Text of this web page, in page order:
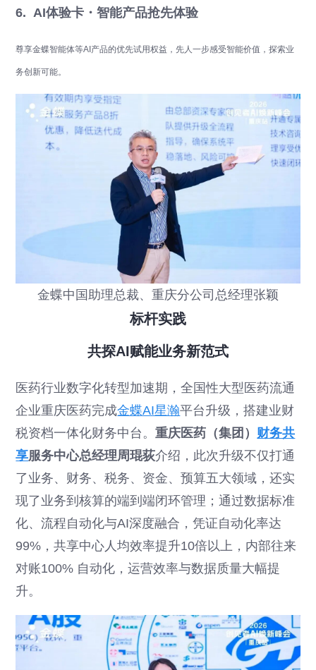
6. AI体验卡・智能产品抢先体验
尊享金蝶智能体等AI产品的优先试用权益，先人一步感受智能价值，探索业
务创新可能。
金蝶中国助理总裁、重庆分公司总经理张颖
标杆实践
共探AI赋能业务新范式
医药行业数字化转型加速期，全国性大型医药流通
企业重庆医药完成金蝶AI星瀚平台升级，搭建业财
税资档一体化财务中台。重庆医药（集团） 财务共
享服务中心总经理周琨荻介绍，此次升级不仅打通
了业务、财务、税务、资金、预算五大领域，还实
现了业务到核算的端到端闭环管理；通过数据标准
化、流程自动化与AI深度融合，凭证自动化率达
99%，共享中心人均效率提升10倍以上，内部往来
对账100% 自动化，运营效率与数据质量大幅提
升。